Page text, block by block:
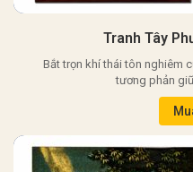
Tranh Tây
Bắt trọn khí thái tôn nghiêm
tương phản